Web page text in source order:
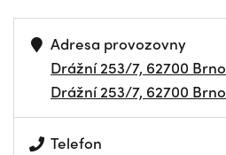
Adresa provozovny
Drážní 253/7, 62700 Brno
Drážní 253/7, 62700 Brno
Telefon